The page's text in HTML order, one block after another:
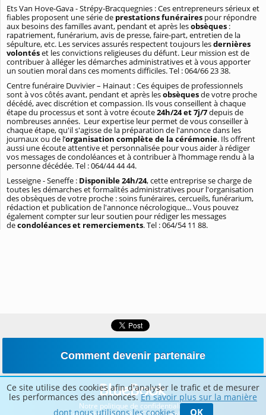
Ets Van Hove-Gava - Strépy-Bracquegnies : Ces entrepreneurs sérieux et
fiables proposent une série de prestations funéraires pour répondre
aux besoins des familles avant, pendant et après lesobsèques :
rapatriement, funérarium, avis de presse, faire-part, entretien de la
sépulture, etc. Les services assurés respectent toujours lesdernières
volontéset les convictions religieuses du défunt. Leur mission est de
contribuer à alléger les démarches administratives et à vous apporter
un soutien moral dans ces moments difficiles. Tel : 064/66 23 38.
Centre funéraire Duvivier – Hainaut : Ces équipes de professionnels
sont à vos côtés avant, pendant et après lesobsèquesde votre proche
décédé, avec discrétion et compassion. Ils vous conseillent à chaque
étape du processus et sont à votre écoute24h/24 et 7j/7depuis de
nombreuses années. Leur expertise leur permet de vous conseiller à
chaque étape, qu'il s'agisse de la préparation de l'annonce dans les
journaux ou de l’organisation complète de la cérémonie. Ils offrent
aussi une écoute attentive et personnalisée pour vous aider à rédiger
vos messages de condoléances et à contribuer à l’hommage rendu à la
personne décédée. Tel : 064/44 44 44.
Lesseigne - Seneffe : Disponible 24h/24, cette entreprise se charge de
toutes les démarches et formalités administratives pour l'organisation
des obsèques de votre proche : soins funéraires, cercueils, funérarium,
rédaction et publication de l'annonce nécrologique... Vous pouvez
également compter sur leur soutien pour rédiger les messages
decondoléances et remerciements. Tel : 064/54 11 88.
Comment devenir partenaire
Notre politique de confidentialité
Ce site utilise des cookies afin d'analyser le trafic et de mesurer
les performances des annonces.En savoir plus sur la manière
dont nous utilisons les cookies.
OK